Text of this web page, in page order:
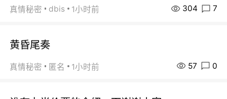
真情秘密 dbis 1小时前 304 7
黄昏尾奏
真情秘密 匿名 1小时前 57 0